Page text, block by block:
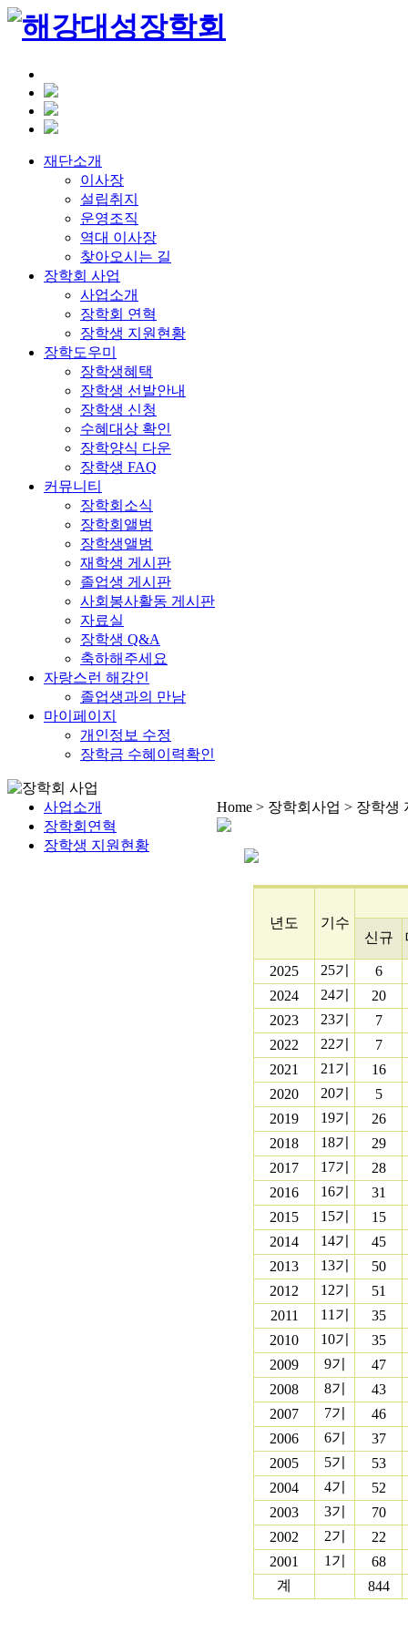
재단소개
이사장
설립취지
운영조직
역대 이사장
찾아오시는 길
장학회 사업
사업소개
장학회 연혁
장학생 지원현황
장학도우미
장학생혜택
장학생 선발안내
장학생 신청
수혜대상 확인
장학양식 다운
장학생 FAQ
커뮤니티
장학회소식
장학회앨범
장학생앨범
재학생 게시판
졸업생 게시판
사회봉사활동 게시판
자료실
장학생 Q&A
축하해주세요
자랑스런 해강인
졸업생과의 만남
마이페이지
개인정보 수정
장학금 수혜이력확인
사업소개
장학회연혁
장학생 지원현황
Home > 장학회사업 > 장학생
년도
기수
신규
2025 25기
6
2024
24기
20
2023
23기
7
2022
22기
7
2021
21기
16
2020
20기
5
2019
19기
26
2018
18기
29
2017
17기
28
2016
16기
31
2015
15기
15
2014
14기
45
2013
13기
50
2012
12기
51
2011
11기
35
2010
10기
35
2009
9기
47
2008
8기
43
2007
7기
46
2006
6기
37
2005
5기
53
2004
4기
52
2003
3기
70
2002
2기
22
2001
1기
68
계
844